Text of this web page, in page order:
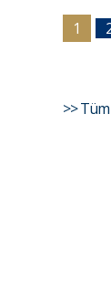
1
>>